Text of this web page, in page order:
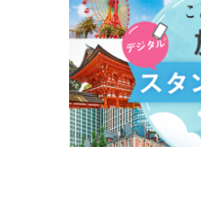
東京駅の駅舎を眺めながら、越
そばや懐石ランチを。「九頭龍
麦」で遠くて近い福井の味を楽
2026.05.16